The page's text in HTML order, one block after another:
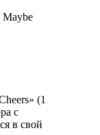
Maybe
(1
с
в свой